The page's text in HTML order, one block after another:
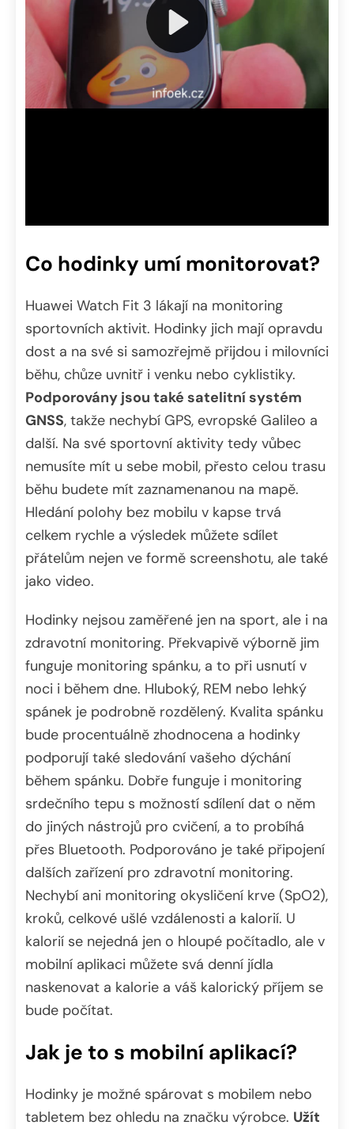
Co hodinky umí monitorovat?
Huawei Watch Fit 3 lákají na monitoring
sportovních aktivit. Hodinky jich mají opravdu
dost a na své si samozřejmě přijdou i milovníci
běhu, chůze uvnitř i venku nebo cyklistiky.
Podporovány jsou také satelitní systém
GNSS, takže nechybí GPS, evropské Galileo a
další. Na své sportovní aktivity tedy vůbec
nemusíte mít u sebe mobil, přesto celou trasu
běhu budete mít zaznamenanou na mapě.
Hledání polohy bez mobilu v kapse trvá
celkem rychle a výsledek můžete sdílet
přátelům nejen ve formě screenshotu, ale také
jako video.
Hodinky nejsou zaměřené jen na sport, ale i na
zdravotní monitoring. Překvapivě výborně jim
funguje monitoring spánku, a to při usnutí v
noci i během dne. Hluboký, REM nebo lehký
spánek je podrobně rozdělený. Kvalita spánku
bude procentuálně zhodnocena a hodinky
podporují také sledování vašeho dýchání
během spánku. Dobře funguje i monitoring
srdečního tepu s možností sdílení dat o něm
do jiných nástrojů pro cvičení, a to probíhá
přes Bluetooth. Podporováno je také připojení
dalších zařízení pro zdravotní monitoring.
Nechybí ani monitoring okysličení krve (SpO2),
kroků, celkové ušlé vzdálenosti a kalorií. U
kalorií se nejedná jen o hloupé počítadlo, ale v
mobilní aplikaci můžete svá denní jídla
naskenovat a kalorie a váš kalorický příjem se
bude počítat.
Jak je to s mobilní aplikací?
Hodinky je možné spárovat s mobilem nebo
tabletem bez ohledu na značku výrobce. Užít